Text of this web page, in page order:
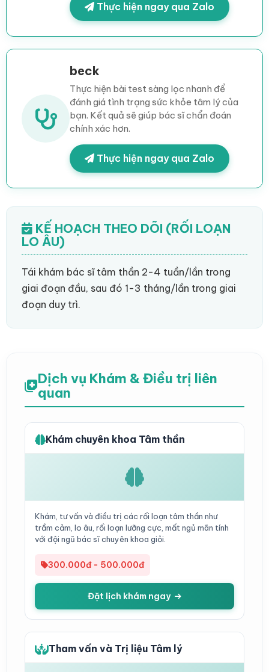
Thực hiện ngay qua Zalo
beck
Thực hiện bài test sàng lọc nhanh để
đánh giá tình trạng sức khỏe tâm lý của
bạn. Kết quả sẽ giúp bác sĩ chẩn đoán
chính xác hơn.
Thực hiện ngay qua Zalo
KẾ HOẠCH THEO DÕI (RỐI LOẠN
LO ÂU)
Tái khám bác sĩ tâm thần 2-4 tuần/lần trong
giai đoạn đầu, sau đó 1-3 tháng/lần trong giai
đoạn duy trì.
Dịch vụ Khám & Điều trị liên
quan
Khám chuyên khoa Tâm thần
Khám, tư vấn và điều trị các rối loạn tâm thần như
trầm cảm, lo âu, rối loạn lưỡng cực, mất ngủ mãn tính
với đội ngũ bác sĩ chuyên khoa giỏi.
300.000đ - 500.000đ
Đặt lịch khám ngay
Tham vấn và Trị liệu Tâm lý